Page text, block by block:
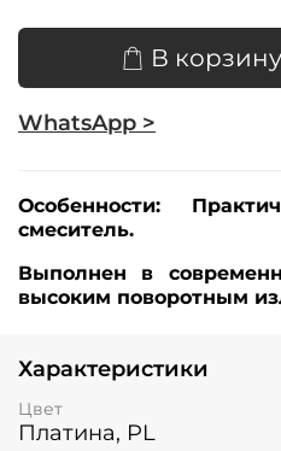
В корзину
WhatsApp >
Особенности:
смеситель.
Выполнен в
высоким поворотным
Характеристики
Цвет
Платина, PL